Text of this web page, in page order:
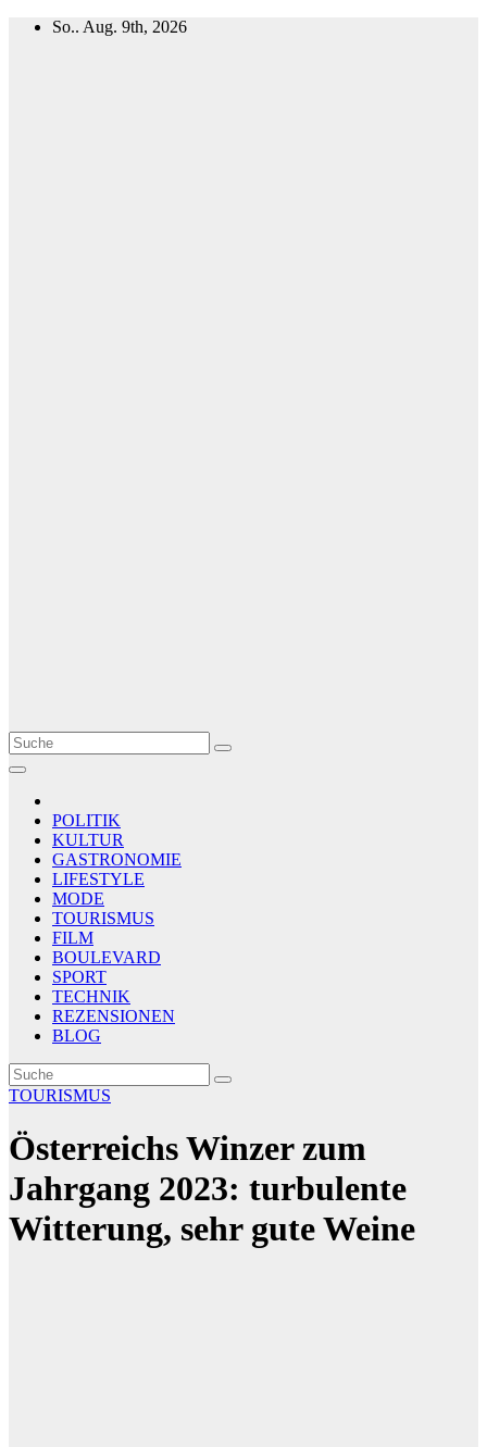
Zum
So.. Aug. 9th, 2026
Le Matin
AGENCE DE PRESSE
POLITIK
KULTUR
GASTRONOMIE
LIFESTYLE
MODE
TOURISMUS
FILM
BOULEVARD
SPORT
TECHNIK
REZENSIONEN
BLOG
TOURISMUS
Österreichs Winzer zum
Jahrgang 2023: turbulente
Witterung, sehr gute Weine